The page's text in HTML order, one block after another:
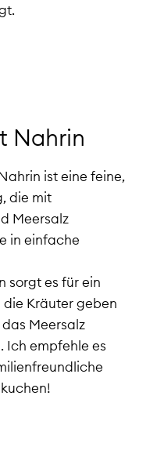
Nahrin
ist eine feine,
die mit
Meersalz
in einfache
sorgt es für ein
Kräuter geben
Meersalz
Ich empfehle es